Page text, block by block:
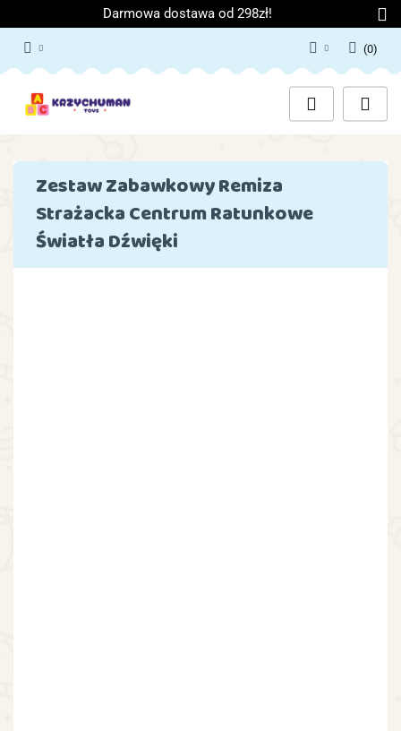
Darmowa dostawa od 298zł!
Zaloguj się
Załóż konto
Dodaj zgłoszenie
Zgody cookies
(0)
Zestaw Zabawkowy Remiza
Strażacka Centrum Ratunkowe
Światła Dźwięki